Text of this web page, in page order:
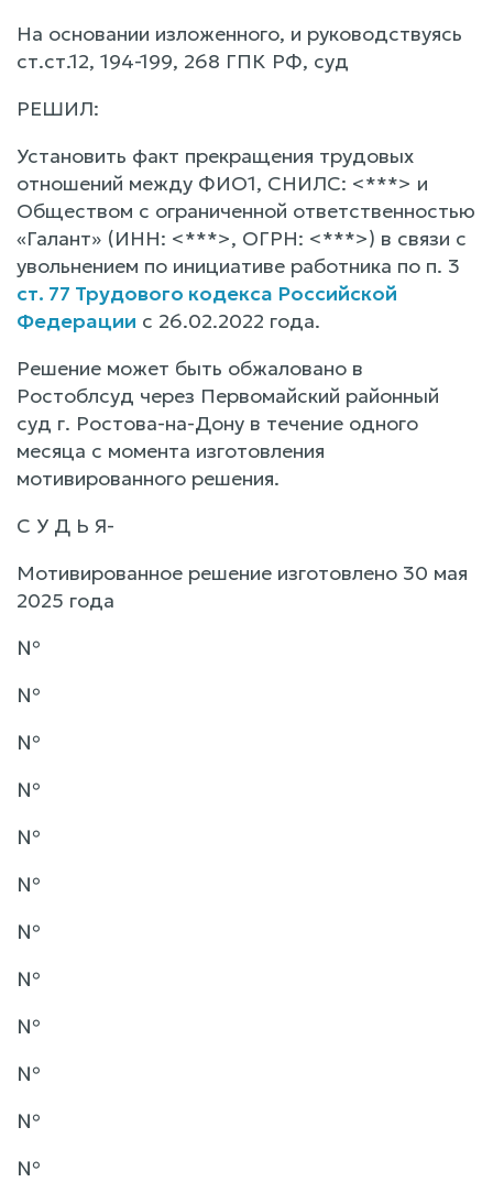
На основании изложенного, и руководствуясь
ст.ст.12, 194-199, 268 ГПК РФ, суд
РЕШИЛ:
Установить факт прекращения трудовых
отношений между ФИО1, СНИЛС: <***> и
Обществом с ограниченной ответственностью
«Галант» (ИНН: <***>, ОГРН: <***>) в связи с
увольнением по инициативе работника по п. 3
ст. 77 Трудового кодекса Российской
Федерации с 26.02.2022 года.
Решение может быть обжаловано в
Ростоблсуд через Первомайский районный
суд г. Ростова-на-Дону в течение одного
месяца с момента изготовления
мотивированного решения.
С У Д Ь Я-
Мотивированное решение изготовлено 30 мая
2025 года
№
№
№
№
№
№
№
№
№
№
№
№